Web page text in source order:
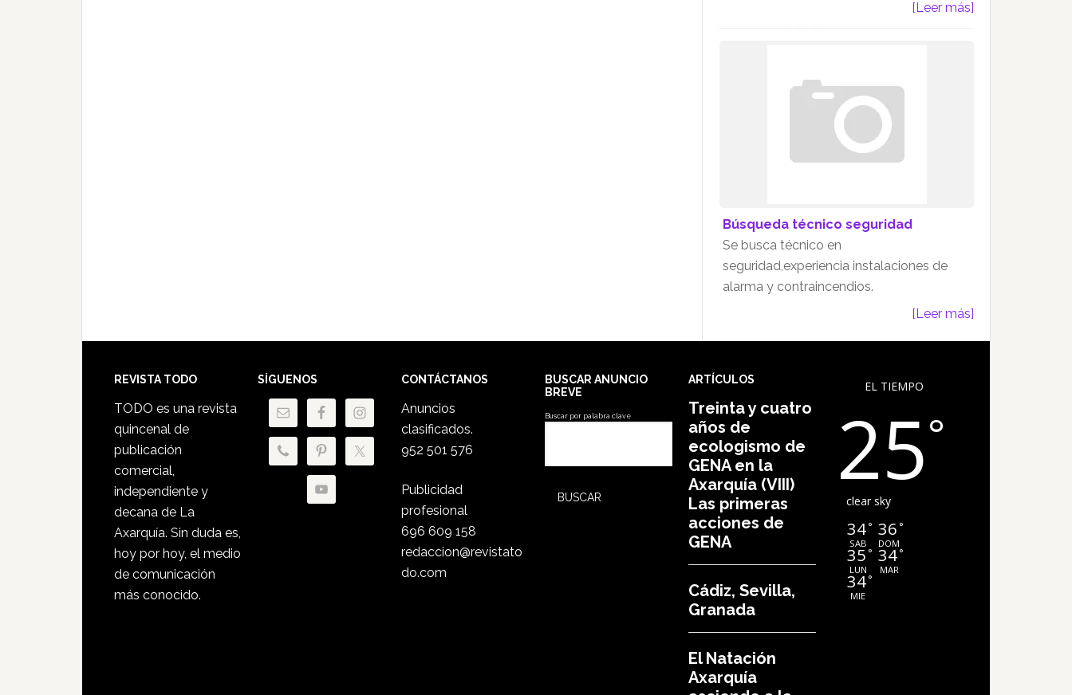
[Leer más]
Búsqueda técnico seguridad
Se busca técnico en
seguridad,experiencia instalaciones de
alarma y contraincendios.
[Leer más]
Footer
REVISTA TODO
TODO es una revista
quincenal de
publicación
comercial,
independiente y
decana de La
Axarquía. Sin duda es,
hoy por hoy, el medio
de comunicación
más conocido.
SÍGUENOS CONTÁCTANOS
Anuncios
clasificados.
952 501 576
Publicidad
profesional
696 609 158
redaccion@revistato
do.com
BUSCAR ANUNCIO
BREVE
Buscar por palabra clave
ARTÍCULOS
Treinta y cuatro
años de
ecologismo de
GENA en la
Axarquía (VIII)
Las primeras
acciones de
GENA
Cádiz, Sevilla,
Granada
El Natación
Axarquía
EL TIEMPO
25°
clear sky
34°
SAB
36 °
DOM
35°
LUN
34°
MAR
34°
MIE